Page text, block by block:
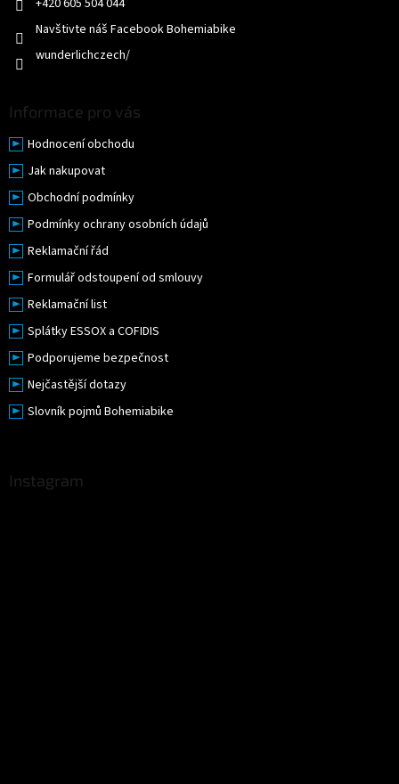
Navštivte náš Facebook Bohemiabike
wunderlichczech/
Informace pro vás
Hodnocení obchodu
Jak nakupovat
Obchodní podmínky
Podmínky ochrany osobních údajů
Reklamační řád
Formulář odstoupení od smlouvy
Reklamační list
Splátky ESSOX a COFIDIS
Podporujeme bezpečnost
Nejčastější dotazy
Slovník pojmů Bohemiabike
Instagram